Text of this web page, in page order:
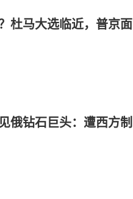
杜马大选临近，普京面
俄钻石巨头：遭西方制